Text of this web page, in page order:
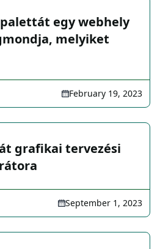
egy webhely
melyiket
February 19, 2023
grafikai tervezési
September 1, 2023